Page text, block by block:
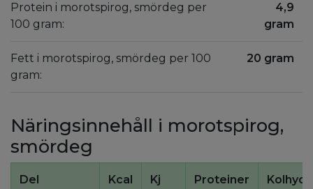
Protein i morotspirog, smördeg per
100 gram:
4,9
gram
Fett i morotspirog, smördeg per 100
gram:
20 gram
Näringsinnehåll i morotspirog,
smördeg
Del Kcal Kj Proteiner